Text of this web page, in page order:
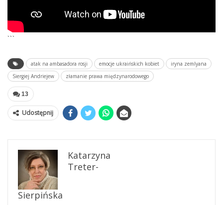
```
atak na ambasadora rosji emocje ukraińskich kobiet
iryna zemlyana
Siergiej Andriejew
złamanie prawa międzynarodowego
13
Udostępnij
Katarzyna
Treter-
Sierpińska